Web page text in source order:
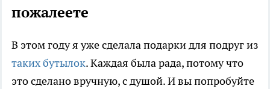
пожалеете
В этом году я уже сделала подарки для подруг из
таких бутылок. Каждая была рада, потому что
это сделано вручную, с душой. И вы попробуйте